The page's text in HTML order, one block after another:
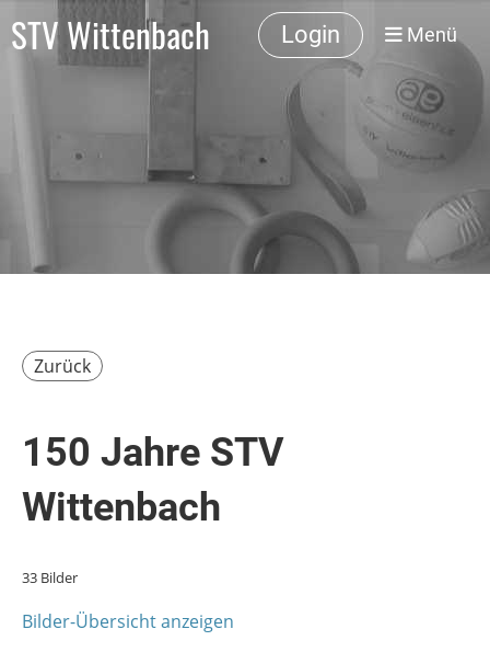
STV Wittenbach Login Menü
Zurück
150 Jahre STV
Wittenbach
33 Bilder
Bilder-Übersicht anzeigen